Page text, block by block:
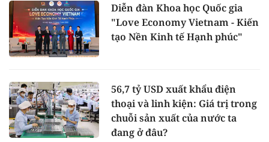
Diễn đàn Khoa học Quốc gia
"Love Economy Vietnam - Kiến
tạo Nền Kinh tế Hạnh phúc"
56,7 tỷ USD xuất khẩu điện
thoại và linh kiện: Giá trị trong
chuỗi sản xuất của nước ta
đang ở đâu?